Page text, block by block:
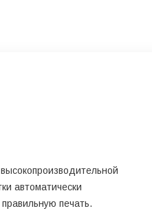
автоматически
печать.